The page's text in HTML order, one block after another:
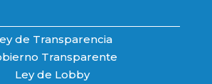
de Transparencia
Transparente
Ley de Lobby